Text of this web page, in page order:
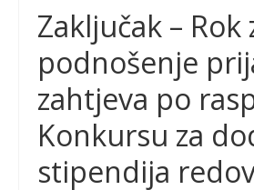
Zaključak – Rok
podnošenje
zahtjeva po
Konkursu za
stipendija